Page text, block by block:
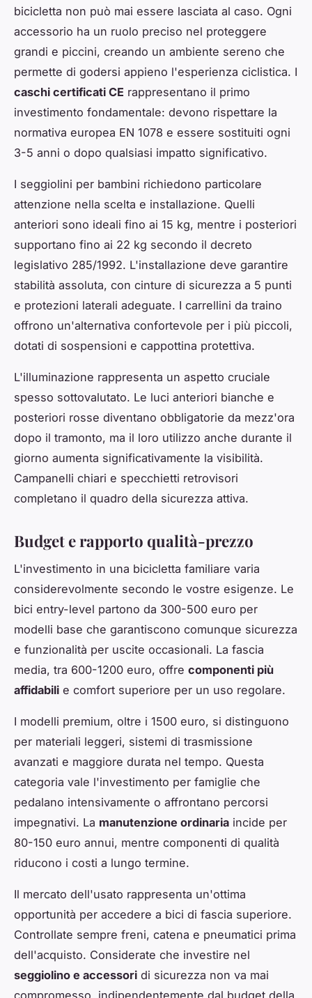
bicicletta non può mai essere lasciata al caso. Ogni
accessorio ha un ruolo preciso nel proteggere
grandi e piccini, creando un ambiente sereno che
permette di godersi appieno l'esperienza ciclistica. I
caschi certificati CE rappresentano il primo
investimento fondamentale: devono rispettare la
normativa europea EN 1078 e essere sostituiti ogni
3-5 anni o dopo qualsiasi impatto significativo.
I seggiolini per bambini richiedono particolare
attenzione nella scelta e installazione. Quelli
anteriori sono ideali fino ai 15 kg, mentre i posteriori
supportano fino ai 22 kg secondo il decreto
legislativo 285/1992. L'installazione deve garantire
stabilità assoluta, con cinture di sicurezza a 5 punti
e protezioni laterali adeguate. I carrellini da traino
offrono un'alternativa confortevole per i più piccoli,
dotati di sospensioni e cappottina protettiva.
L'illuminazione rappresenta un aspetto cruciale
spesso sottovalutato. Le luci anteriori bianche e
posteriori rosse diventano obbligatorie da mezz'ora
dopo il tramonto, ma il loro utilizzo anche durante il
giorno aumenta significativamente la visibilità.
Campanelli chiari e specchietti retrovisori
completano il quadro della sicurezza attiva.
Budget e rapporto qualità-prezzo
L'investimento in una bicicletta familiare varia
considerevolmente secondo le vostre esigenze. Le
bici entry-level partono da 300-500 euro per
modelli base che garantiscono comunque sicurezza
e funzionalità per uscite occasionali. La fascia
media, tra 600-1200 euro, offre componenti più
affidabili e comfort superiore per un uso regolare.
I modelli premium, oltre i 1500 euro, si distinguono
per materiali leggeri, sistemi di trasmissione
avanzati e maggiore durata nel tempo. Questa
categoria vale l'investimento per famiglie che
pedalano intensivamente o affrontano percorsi
impegnativi. La manutenzione ordinaria incide per
80-150 euro annui, mentre componenti di qualità
riducono i costi a lungo termine.
Il mercato dell'usato rappresenta un'ottima
opportunità per accedere a bici di fascia superiore.
Controllate sempre freni, catena e pneumatici prima
dell'acquisto. Considerate che investire nel
seggiolino e accessori di sicurezza non va mai